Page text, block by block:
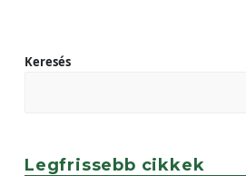
Keresés
Legfrissebb cikkek